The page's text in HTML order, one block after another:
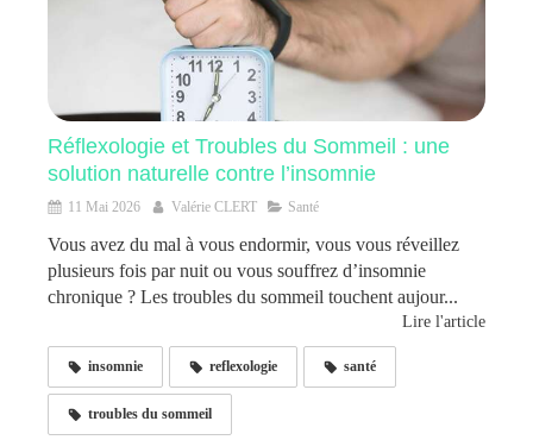
Réflexologie et Troubles du Sommeil : une
solution naturelle contre l’insomnie
11 Mai 2026 Valérie CLERT Santé
Vous avez du mal à vous endormir, vous vous réveillez
plusieurs fois par nuit ou vous souffrez d’insomnie
chronique ? Les troubles du sommeil touchent aujour...
Lire l'article
insomnie reflexologie santé
troubles du sommeil